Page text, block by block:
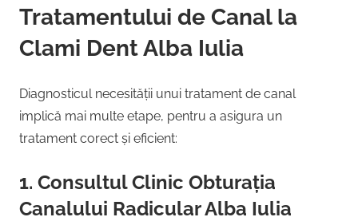
Tratamentului de Canal la
Clami Dent Alba Iulia
Diagnosticul necesității unui tratament de canal
implică mai multe etape, pentru a asigura un
tratament corect și eficient:
1. Consultul Clinic Obturația
Canalului Radicular Alba Iulia